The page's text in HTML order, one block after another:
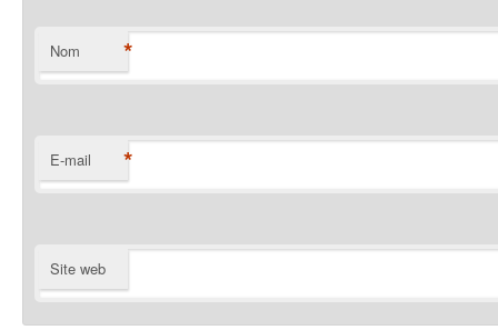
Nom *
E-mail *
Site web